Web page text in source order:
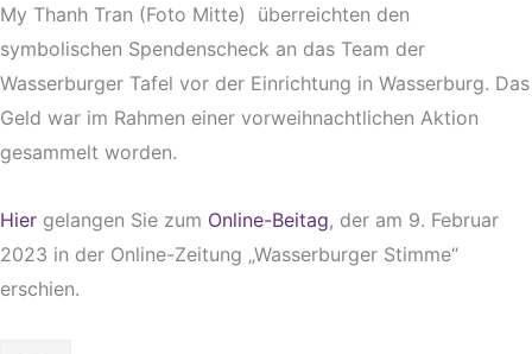
My Thanh Tran (Foto Mitte) überreichten den
symbolischen Spendenscheck an das Team der
Wasserburger Tafel vor der Einrichtung in Wasserburg. Das
Geld war im Rahmen einer vorweihnachtlichen Aktion
gesammelt worden.
Hier gelangen Sie zum Online-Beitag, der am 9. Februar
2023 in der Online-Zeitung „Wasserburger Stimme“
erschien.